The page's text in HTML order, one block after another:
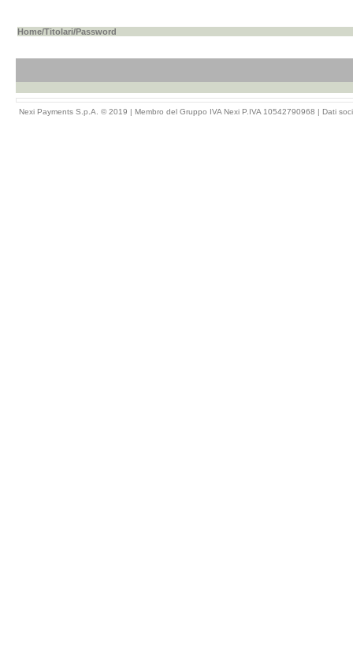
Home/Titolari/Password
Nexi Payments S.p.A. © 2019 | Membro del Gruppo IVA Nexi P.IVA 10542790968 | Dati